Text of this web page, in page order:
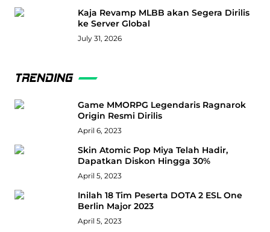
Kaja Revamp MLBB akan Segera Dirilis
ke Server Global
July 31, 2026
TRENDING
Game MMORPG Legendaris Ragnarok
Origin Resmi Dirilis
April 6, 2023
Skin Atomic Pop Miya Telah Hadir,
Dapatkan Diskon Hingga 30%
April 5, 2023
Inilah 18 Tim Peserta DOTA 2 ESL One
Berlin Major 2023
April 5, 2023